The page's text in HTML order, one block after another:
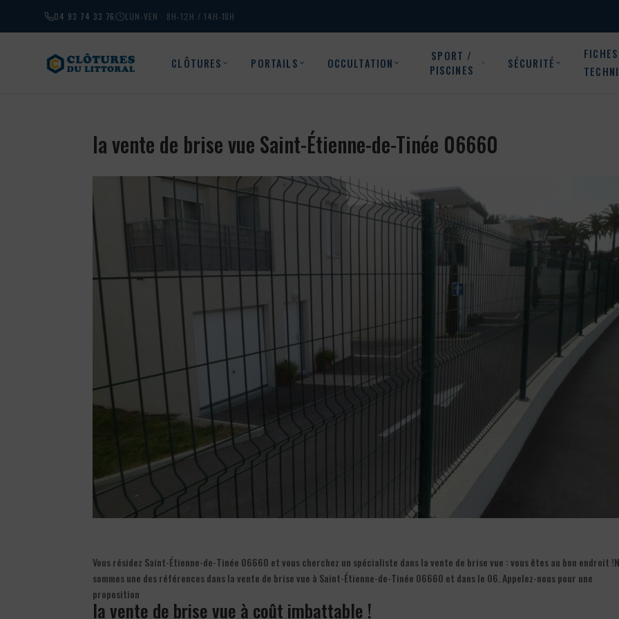
04 93 74 33 76 LUN-VEN · 8H-12H / 14H-18H
CLÔTURES PORTAILS OCCULTATION
SPORT /
PISCINES
SÉCURITÉ
FICHES
la vente de brise vue Saint-Étienne-de-Tinée 06660
Vous résidez Saint-Étienne-de-Tinée 06660 et vous cherchez un spécialiste dans la vente de brise vue : vous êtes au bon endroit
sommes une des références dans la vente de brise vue à Saint-Étienne-de-Tinée 06660 et dans le 06. Appelez-nous pour une
proposition
la vente de brise vue à coût imbattable !